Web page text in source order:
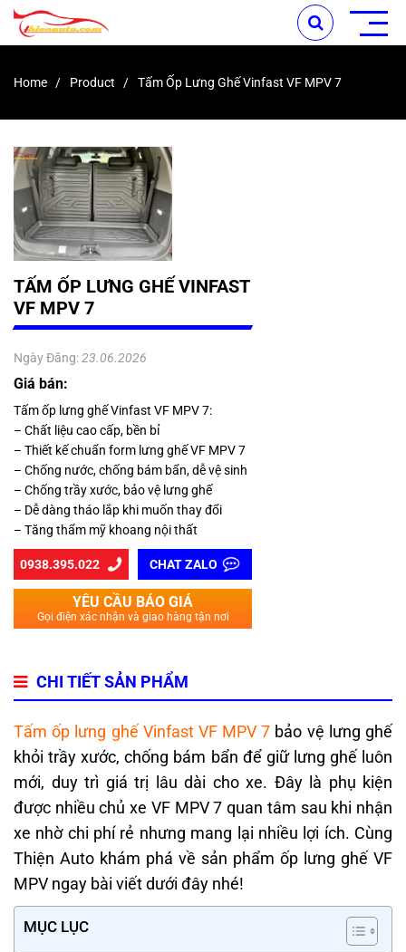
Home Product Tấm Ốp Lưng Ghế Vinfast VF MPV 7
TẤM ỐP LƯNG GHẾ VINFAST
VF MPV 7
Ngày Đăng: 23.06.2026
Giá bán:
Tấm ốp lưng ghế Vinfast VF MPV 7:
– Chất liệu cao cấp, bền bỉ
– Thiết kế chuẩn form lưng ghế VF MPV 7
– Chống nước, chống bám bẩn, dễ vệ sinh
– Chống trầy xước, bảo vệ lưng ghế
– Dễ dàng tháo lắp khi muốn thay đổi
– Tăng thẩm mỹ khoang nội thất
0938.395.022 CHAT ZALO
YÊU CẦU BÁO GIÁ
Gọi điện xác nhận và giao hàng tận nơi
CHI TIẾT SẢN PHẨM
Tấm ốp lưng ghế Vinfast VF MPV 7 bảo vệ lưng ghế
khỏi trầy xước, chống bám bẩn để giữ lưng ghế luôn
mới, duy trì giá trị lâu dài cho xe. Đây là phụ kiện
được nhiều chủ xe VF MPV 7 quan tâm sau khi nhận
xe nhờ chi phí rẻ nhưng mang lại nhiều lợi ích. Cùng
Thiện Auto khám phá về sản phẩm ốp lưng ghế VF
MPV ngay bài viết dưới đây nhé!
MỤC LỤC